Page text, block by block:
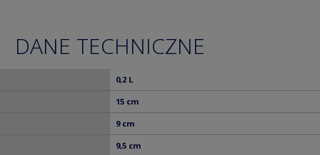
DANE TECHNICZNE
0,2 L
15 cm
9 cm
9,5 cm